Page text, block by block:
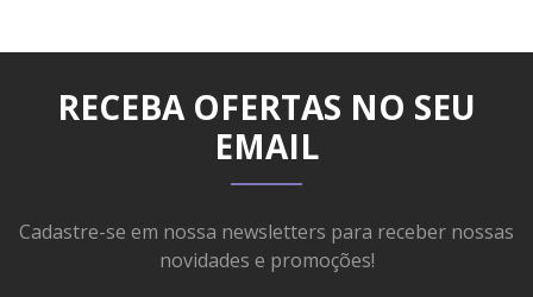
RECEBA OFERTAS NO SEU
EMAIL
Cadastre-se em nossa newsletters para receber nossas
novidades e promoções!